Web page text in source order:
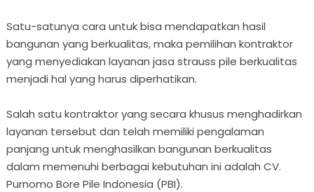
Satu-satunya cara untuk bisa mendapatkan hasil
bangunan yang berkualitas, maka pemilihan kontraktor
yang menyediakan layanan jasa strauss pile berkualitas
menjadi hal yang harus diperhatikan.
Salah satu kontraktor yang secara khusus menghadirkan
layanan tersebut dan telah memiliki pengalaman
panjang untuk menghasilkan bangunan berkualitas
dalam memenuhi berbagai kebutuhan ini adalah CV.
Purnomo Bore Pile Indonesia (PBI).